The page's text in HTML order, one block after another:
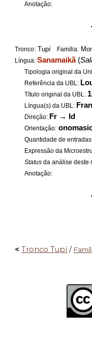
Anotação:
Tronco: Tupí Família:
Língua:Sanamaikã(
Tipologia original da
Referência da UBL:
Título original da UBL:
Língua(s) da UBL:
Direção: Fr → Id
Orientação:
Quantidade de
Expressão da
Status da análise deste
Anotação:
< Tronco Tupí/